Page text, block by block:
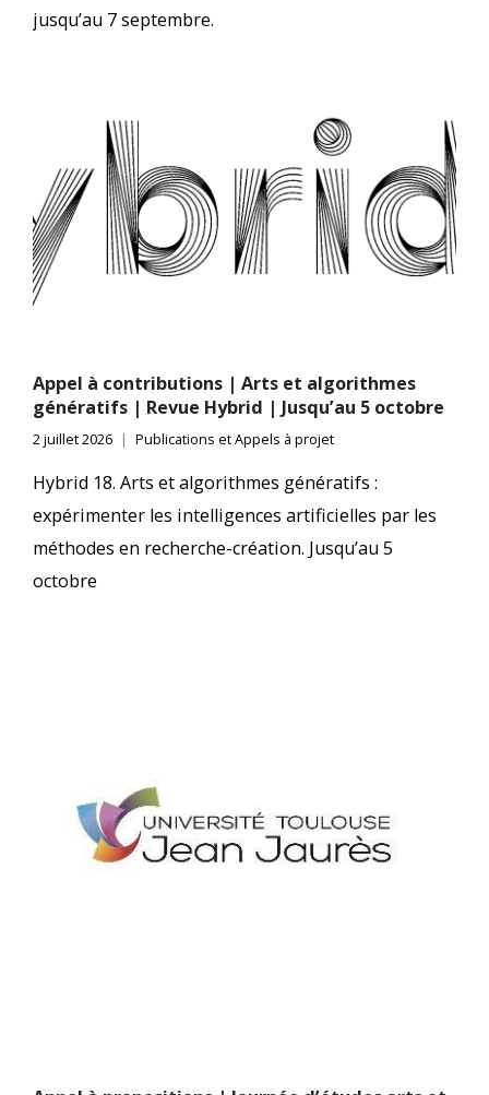
jusqu’au 7 septembre.
Appel à contributions | Arts et algorithmes
génératifs | Revue Hybrid | Jusqu’au 5 octobre
2 juillet 2026 Publications et Appels à projet
Hybrid 18. Arts et algorithmes génératifs :
expérimenter les intelligences artificielles par les
méthodes en recherche-création. Jusqu’au 5
octobre